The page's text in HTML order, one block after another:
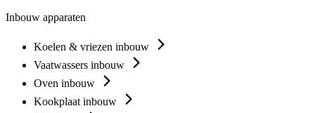
Inbouw apparaten
Koelen & vriezen inbouw
Vaatwassers inbouw
Oven inbouw
Kookplaat inbouw